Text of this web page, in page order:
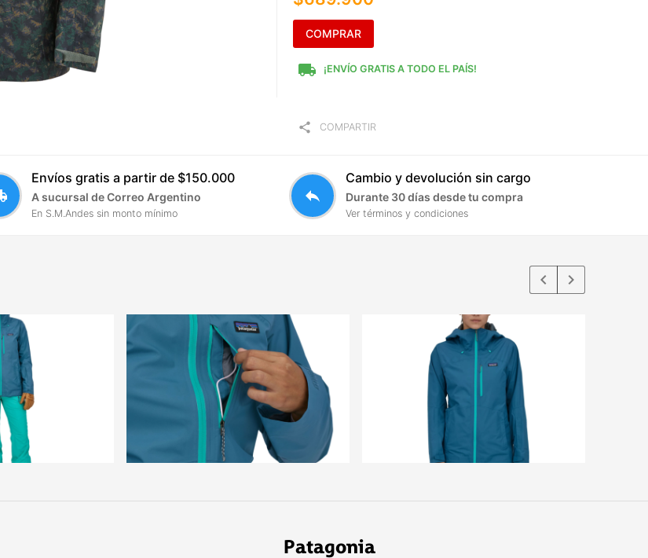
COMPRAR
local_shipping ¡ENVÍO GRATIS A TODO EL PAÍS!
share COMPARTIR
Envíos gratis a partir de $150.000
A sucursal de Correo Argentino
En S.M.Andes sin monto mínimo
reply
Cambio y devolución sin cargo
Durante 30 días desde tu compra
Ver términos y condiciones
keyboard_arrow_left keyboard_arrow_right
Patagonia